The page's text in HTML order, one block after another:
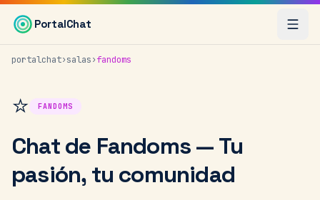
Saltar al contenido principal
PortalChat
portalchat›salas›fandoms
⭐ FANDOMS
Chat de Fandoms — Tu
pasión, tu comunidad